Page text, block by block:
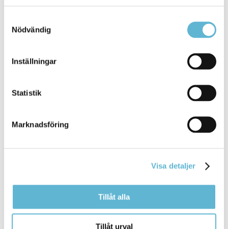
Nödvändig
Inställningar
Statistik
Marknadsföring
Visa detaljer
Tillåt alla
Tillåt urval
Sidan senast uppdaterad:
Kommunhuset, Storgatan 48